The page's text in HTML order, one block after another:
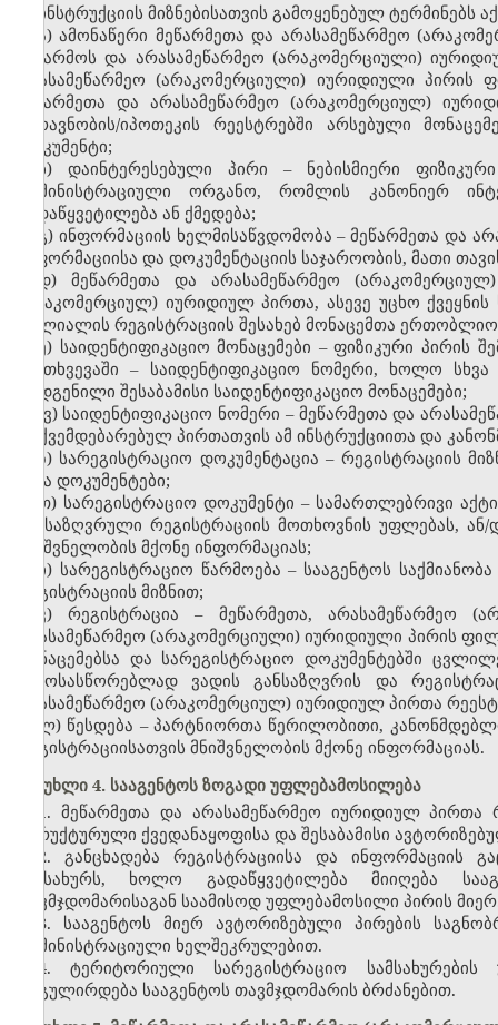
ინსტრუქციის მიზნებისათვის გამოყენებულ ტერმინებს
ა) ამონაწერი მეწარმეთა და არასამეწარმეო
საწარმოს და არასამეწარმეო (არაკომერციული)
არასამეწარმეო (არაკომერციული) იურიდიული პირის
მეწარმეთა და არასამეწარმეო (არაკომერციულ)
გირავნობის/იპოთეკის რეესტრებში არსებული
დოკუმენტი;
ბ) დაინტერესებული პირი – ნებისმიერი
ადმინისტრაციული ორგანო, რომლის კანონიერ
გადაწყვეტილება ან ქმედება;
გ) ინფორმაციის ხელმისაწვდომობა – მეწარმეთა და
ინფორმაციისა და დოკუმენტაციის საჯაროობის, მათი
დ) მეწარმეთა და არასამეწარმეო
(არაკომერციულ) იურიდიულ პირთა, ასევე უცხო
ფილიალის რეგისტრაციის შესახებ მონაცემთა
ე) საიდენტიფიკაციო მონაცემები – ფიზიკური
შემთხვევაში – საიდენტიფიკაციო ნომერი, ხოლო
დადგენილი შესაბამისი საიდენტიფიკაციო მონაცემები;
ვ) საიდენტიფიკაციო ნომერი – მეწარმეთა და
დაქვემდებარებულ პირთათვის ამ ინსტრუქციითა და
ზ) სარეგისტრაციო დოკუმენტაცია – რეგისტრაციის
სხვა დოკუმენტები;
თ) სარეგისტრაციო დოკუმენტი – სამართლებრივი
განსაზღვრული რეგისტრაციის მოთხოვნის უფლებას, ან/
მნიშვნელობის მქონე ინფორმაციას;
ი) სარეგისტრაციო წარმოება – სააგენტოს
რეგისტრაციის მიზნით;
კ) რეგისტრაცია – მეწარმეთა, არასამეწარმეო
არასამეწარმეო (არაკომერციული) იურიდიული პირის
მონაცემებსა და სარეგისტრაციო დოკუმენტებში
გამოსასწორებლად ვადის განსაზღვრის და
არასამეწარმეო (არაკომერციულ) იურიდიულ პირთა
ლ) წესდება – პარტნიორთა წერილობითი,
რეგისტრაციისათვის მნიშვნელობის მქონე ინფორმაციას.
მუხლი 4. სააგენტოს ზოგადი უფლებამოსილება
1. მეწარმეთა და არასამეწარმეო იურიდიულ
სტრუქტურული ქვედანაყოფისა და შესაბამისი
2. განცხადება რეგისტრაციისა და ინფორმაციის
სამსახურს, ხოლო გადაწყვეტილება მიიღება
თავმჯდომარისაგან საამისოდ უფლებამოსილი პირის
3. სააგენტოს მიერ ავტორიზებული პირების
ადმინისტრაციული ხელშეკრულებით.
4. ტერიტორიული სარეგისტრაციო სამსახურების
რეგულირდება სააგენტოს თავმჯდომარის ბრძანებით.